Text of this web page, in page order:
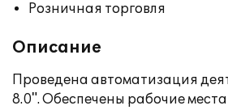
Розничная торговля
Описание
Проведена автоматизация
8.0". Обеспечены рабочие